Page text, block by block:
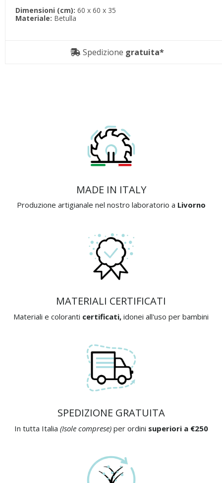
Dimensioni (cm): 60 x 60 x 35
Materiale: Betulla
Spedizione gratuita*
MADE IN ITALY
Produzione artigianale nel nostro laboratorio a Livorno
MATERIALI CERTIFICATI
Materiali e coloranti certificati, idonei all'uso per bambini
SPEDIZIONE GRATUITA
In tutta Italia (Isole comprese) per ordini superiori a €250